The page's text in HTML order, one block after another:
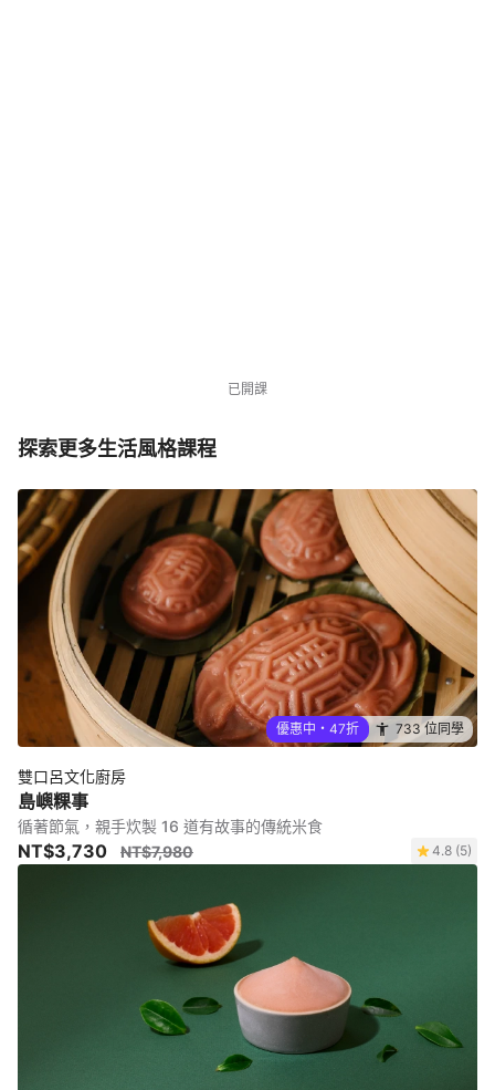
已開課
探索更多生活風格課程
優惠中・47折 733 位同學
雙口呂文化廚房
島嶼粿事
循著節氣，親手炊製 16 道有故事的傳統米食
NT$3,730 NT$7,980 4.8 (5)